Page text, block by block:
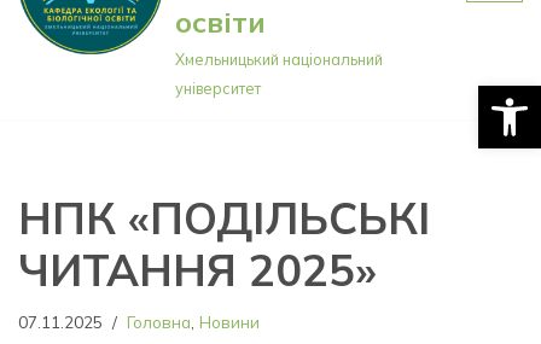
освіти
Хмельницький національний
університет
НПК «ПОДІЛЬСЬКІ
ЧИТАННЯ 2025»
07.11.2025 Головна Новини